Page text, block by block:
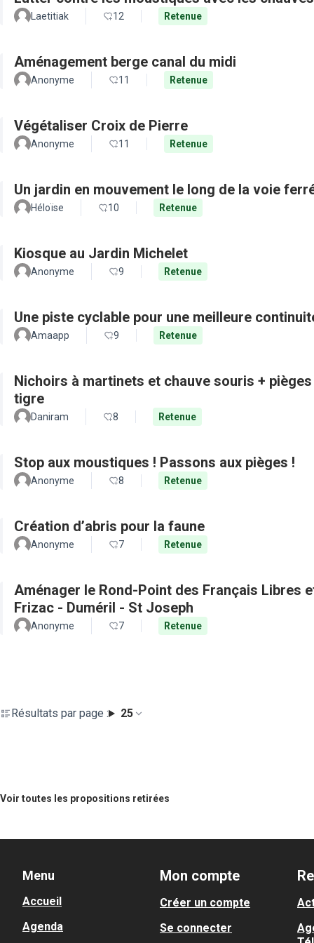
Laetitiak 12 Retenue
Aménagement berge canal du midi
Anonyme 11 Retenue
Végétaliser Croix de Pierre
Anonyme 11 Retenue
Un jardin en mouvement le long de la voie
Héloïse 10 Retenue
Kiosque au Jardin Michelet
Anonyme 9 Retenue
Une piste cyclable pour une meilleure
Amaapp 9 Retenue
Nichoirs à martinets et chauve souris +
tigre
Daniram 8 Retenue
Stop aux moustiques ! Passons aux pièges !
Anonyme 8 Retenue
Création d’abris pour la faune
Anonyme 7 Retenue
Aménager le Rond-Point des Français Libres
Frizac - Duméril - St Joseph
Anonyme 7 Retenue
Résultats par page : 25
Voir toutes les propositions retirées
Menu
Accueil
Agenda
Mon compte
Créer un compte
Se connecter